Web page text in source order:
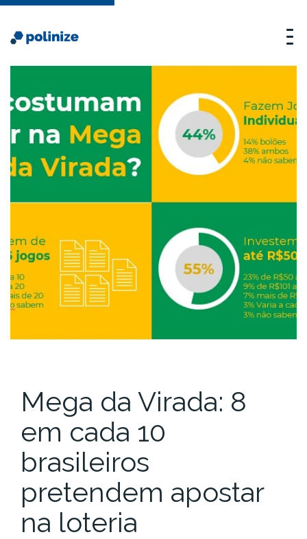
Mega da Virada: 8
em cada 10
brasileiros
pretendem apostar
na loteria